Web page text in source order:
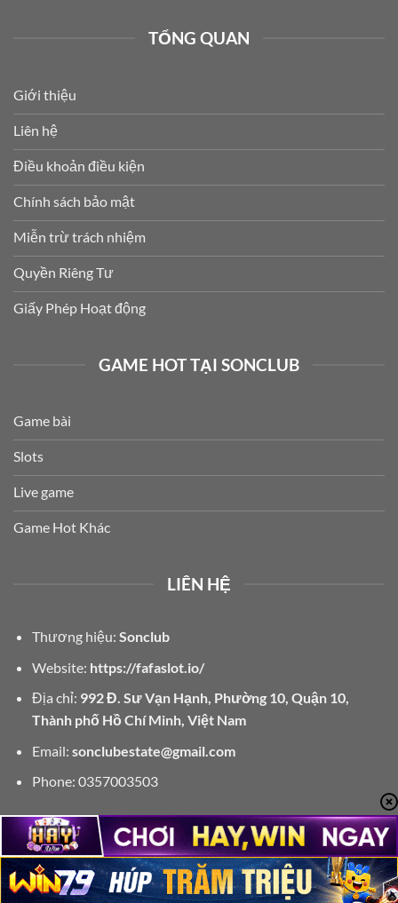
TỔNG QUAN
Giới thiệu
Liên hệ
Điều khoản điều kiện
Chính sách bảo mật
Miễn trừ trách nhiệm
Quyền Riêng Tư
Giấy Phép Hoạt động
GAME HOT TẠI SONCLUB
Game bài
Slots
Live game
Game Hot Khác
LIÊN HỆ
Thương hiệu: Sonclub
Website: https://fafaslot.io/
Địa chỉ: 992 Đ. Sư Vạn Hạnh, Phường 10, Quận 10,
Thành phố Hồ Chí Minh, Việt Nam
Email: sonclubestate@gmail.com
Phone: 0357003503
Copyright 2026 ©fafaslot.io